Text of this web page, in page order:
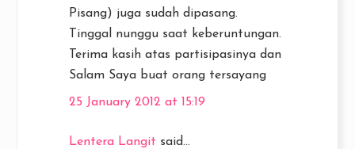
Pisang) juga sudah dipasang.
Tinggal nunggu saat keberuntungan.
Terima kasih atas partisipasinya dan
Salam Saya buat orang tersayang
25 January 2012 at 15:19
Lentera Langit said...